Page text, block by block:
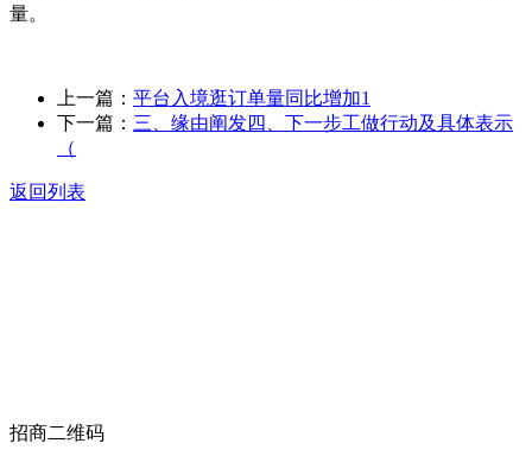
量。
上一篇： 平台入境逛订单量同比增加1
下一篇： 三、缘由阐发四、下一步工做行动及具体表示
（
返回列表
招商二维码